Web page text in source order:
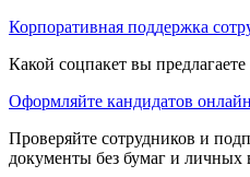
Корпоративная поддержка
Какой соцпакет вы
Оформляйте кандидатов онлайн
Проверяйте сотрудников и
документы без бумаг и личных